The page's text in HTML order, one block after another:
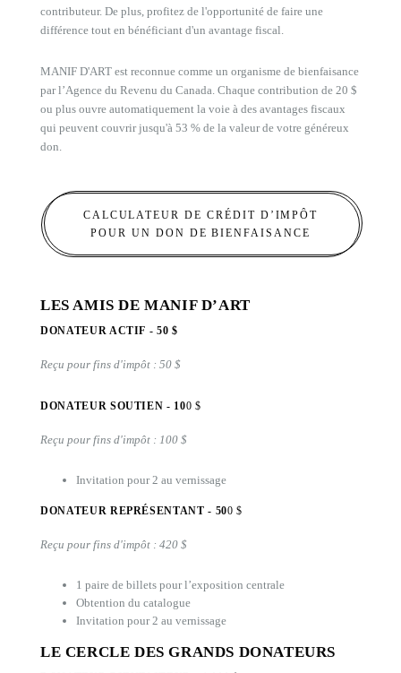
contributeur. De plus, profitez de l'opportunité de faire une
différence tout en bénéficiant d'un avantage fiscal.
MANIF D'ART est reconnue comme un organisme de bienfaisance
par l’Agence du Revenu du Canada. Chaque contribution de 20 $
ou plus ouvre automatiquement la voie à des avantages fiscaux
qui peuvent couvrir jusqu'à 53 % de la valeur de votre généreux
don.
CALCULATEUR DE CRÉDIT D’IMPÔT
POUR UN DON DE BIENFAISANCE
LES AMIS DE MANIF D’ART
DONATEUR ACTIF - 50 $
Reçu pour fins d'impôt : 50 $
DONATEUR SOUTIEN - 100 $
Reçu pour fins d'impôt : 100 $
Invitation pour 2 au vernissage
DONATEUR REPRÉSENTANT - 500 $
Reçu pour fins d'impôt : 420 $
1 paire de billets pour l’exposition centrale
Obtention du catalogue
Invitation pour 2 au vernissage
LE CERCLE DES GRANDS DONATEURS